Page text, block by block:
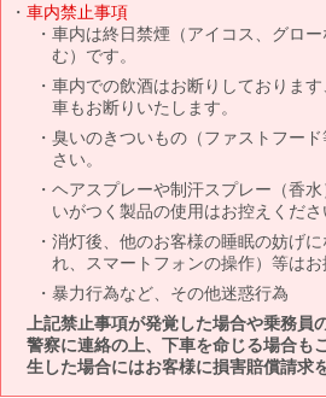
車内禁止事項
車内は終日禁煙（アイコス、グロ
む）です。
車内での飲酒はお断りしておりま
車もお断りいたします。
臭いのきついもの（ファストフー
さい。
ヘアスプレーや制汗スプレー（香
いがつく製品の使用はお控えくださ
消灯後、他のお客様の睡眠の妨げ
れ、スマートフォンの操作）等はお
暴力行為など、その他迷惑行為
上記禁止事項が発覚した場合や乗務員
警察に連絡の上、下車を命じる場合も
生した場合にはお客様に損害賠償請求